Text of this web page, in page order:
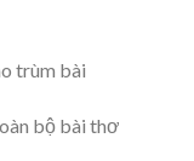
trùm bài
bộ bài thơ